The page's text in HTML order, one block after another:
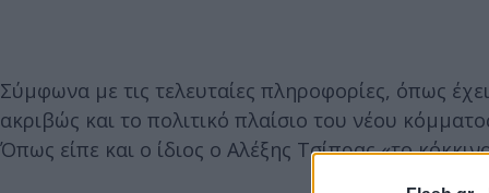
Σύμφωνα με τις τελευταίες πληροφορίες, όπως
ακριβώς και το πολιτικό πλαίσιο του νέου
Όπως είπε και ο ίδιος ο Αλέξης Τσίπρας «το